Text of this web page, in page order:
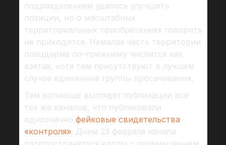
подразделениям удалось улучшить
позиции, но о масштабных
территориальных приобретениях говорить
не приходится. Немалая часть территории
плацдарма по-прежнему числится как
взятая, хотя там присутствуют в лучшем
случае единичные группы просачивания.
Тем вопиюще выглядят публикации все
тех же каналов, что публиковали
однозначно фейковые свидетельства
«контроля». Днем 23 февраля начали